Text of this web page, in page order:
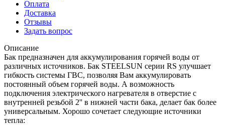
Оплата
Доставка
Отзывы
Задать вопрос
Описание
Бак предназначен для аккумулирования горячей воды от
различных источников. Бак STEELSUN серии RS улучшает
гибкость системы ГВС, позволяя Вам аккумулировать
постоянный объем горячей воды. А возможность
подключения электрического нагревателя в отверстие с
внутренней резьбой 2'' в нижней части бака, делает бак более
универсальным. Хорошо сочетает следующие источники
тепла: